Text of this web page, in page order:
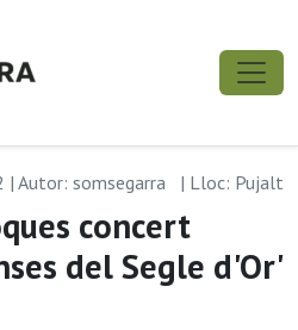
| Autor: somsegarra
| Lloc: Pujalt
concert
del Segle d'Or'